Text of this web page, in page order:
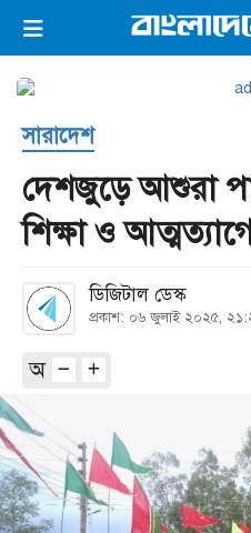
ভিডিও ই-পেপার লগইন
প্রচ্ছদ
সর্বশেষ
সব বিভাগ
আর্কাইভ
কনভার্টার
সারাদেশ
দেশজুড়ে আশুরা
শিক্ষা ও
ডিজিটাল ডেস্ক
প্রকাশ: ০৬ জুলাই ২০২৫,
অ